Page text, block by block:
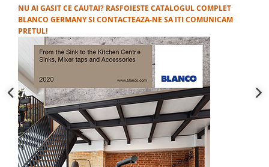
NU AI GASIT CE CAUTAI? RASFOIESTE CATALOGUL COMPLET
BLANCO GERMANY SI CONTACTEAZA-NE SA ITI COMUNICAM
PRETUL!